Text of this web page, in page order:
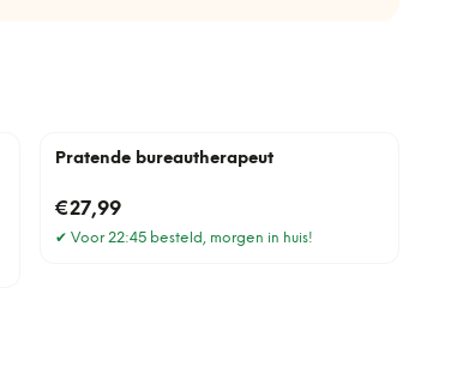
Pratende bureautherapeut
€27,99
✔ Voor 22:45 besteld, morgen in huis!